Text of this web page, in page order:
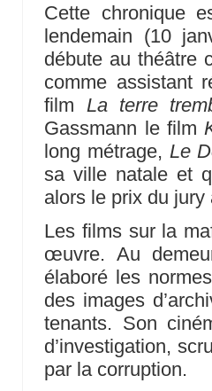
Cette chronique
lendemain (10
débute au théâtre
comme assistant
film La terre
Gassmann le film
long métrage, Le
sa ville natale et
alors le prix du
Les films sur la
œuvre. Au
élaboré les
des images
tenants. Son
d’investigation,
par la corruption.